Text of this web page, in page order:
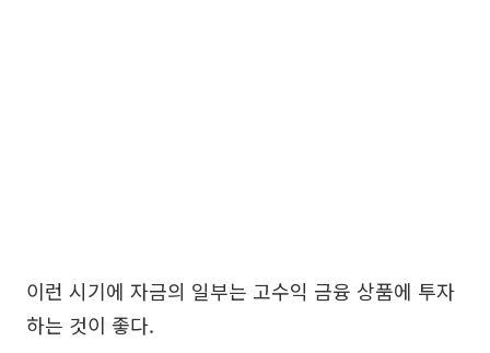
이런 시기에 자금의 일부는 고수익 금융 상품에 투자
하는 것이 좋다.